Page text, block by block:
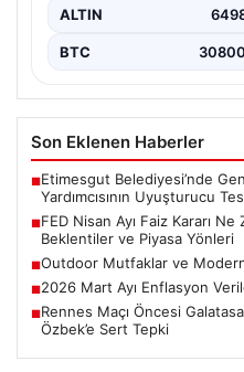
ALTIN
BTC
Son Eklenen Haberler
■Etimesgut Belediyesi’nde
Yardımcısının Uyuşturucu
■FED Nisan Ayı Faiz Kararı
Beklentiler ve Piyasa Yönleri
■Outdoor Mutfaklar ve Modern
■2026 Mart Ayı Enflasyon
■Rennes Maçı Öncesi
Özbek’e Sert Tepki